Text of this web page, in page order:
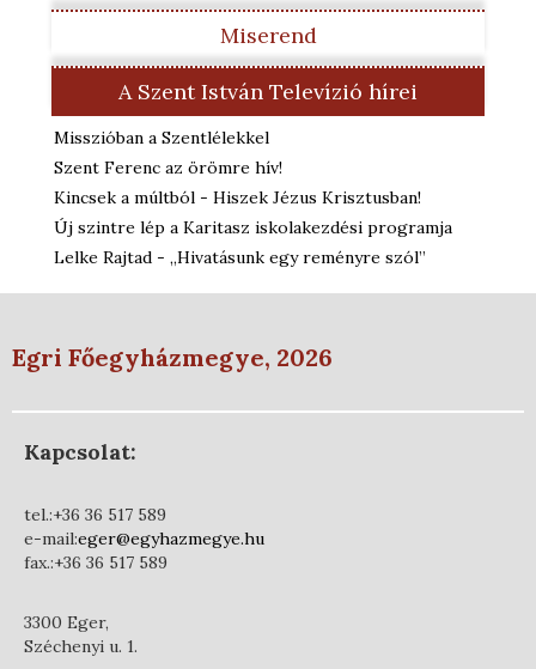
Miserend
A Szent István Televízió hírei
Misszióban a Szentlélekkel
Szent Ferenc az örömre hív!
Kincsek a múltból - Hiszek Jézus Krisztusban!
Új szintre lép a Karitasz iskolakezdési programja
Lelke Rajtad - „Hivatásunk egy reményre szól”
Egri Főegyházmegye, 2026
Kapcsolat:
tel.:+36 36 517 589
e-mail:eger@egyhazmegye.hu
fax.:+36 36 517 589
3300 Eger,
Széchenyi u. 1.